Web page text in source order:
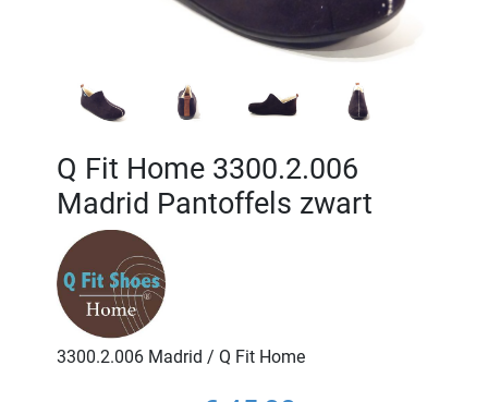
Q Fit Home 3300.2.006
Madrid Pantoffels zwart
3300.2.006 Madrid / Q Fit Home